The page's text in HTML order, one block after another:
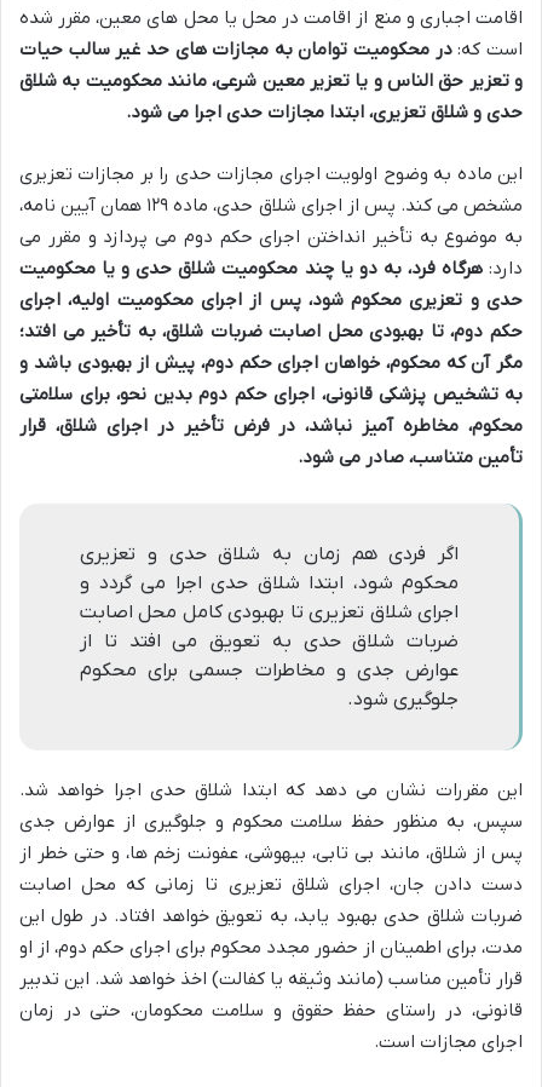
اقامت اجباری و منع از اقامت در محل یا محل های معین، مقرر شده
است که:در محکومیت توامان به مجازات های حد غیر سالب حیات
و تعزیر حق الناس و یا تعزیر معین شرعی، مانند محکومیت به شلاق
حدی و شلاق تعزیری، ابتدا مجازات حدی اجرا می شود.
این ماده به وضوح اولویت اجرای مجازات حدی را بر مجازات تعزیری
مشخص می کند. پس از اجرای شلاق حدی، ماده ۱۲۹ همان آیین نامه،
به موضوع به تأخیر انداختن اجرای حکم دوم می پردازد و مقرر می
دارد:هرگاه فرد، به دو یا چند محکومیت شلاق حدی و یا محکومیت
حدی و تعزیری محکوم شود، پس از اجرای محکومیت اولیه، اجرای
حکم دوم، تا بهبودی محل اصابت ضربات شلاق، به تأخیر می افتد؛
مگر آن که محکوم، خواهان اجرای حکم دوم، پیش از بهبودی باشد و
به تشخیص پزشکی قانونی، اجرای حکم دوم بدین نحو، برای سلامتی
محکوم، مخاطره آمیز نباشد، در فرض تأخیر در اجرای شلاق، قرار
تأمین متناسب، صادر می شود.
اگر فردی هم زمان به شلاق حدی و تعزیری
محکوم شود، ابتدا شلاق حدی اجرا می گردد و
اجرای شلاق تعزیری تا بهبودی کامل محل اصابت
ضربات شلاق حدی به تعویق می افتد تا از
عوارض جدی و مخاطرات جسمی برای محکوم
جلوگیری شود.
این مقررات نشان می دهد که ابتدا شلاق حدی اجرا خواهد شد.
سپس، به منظور حفظ سلامت محکوم و جلوگیری از عوارض جدی
پس از شلاق، مانند بی تابی، بیهوشی، عفونت زخم ها، و حتی خطر از
دست دادن جان، اجرای شلاق تعزیری تا زمانی که محل اصابت
ضربات شلاق حدی بهبود یابد، به تعویق خواهد افتاد. در طول این
مدت، برای اطمینان از حضور مجدد محکوم برای اجرای حکم دوم، از او
قرار تأمین مناسب (مانند وثیقه یا کفالت) اخذ خواهد شد. این تدبیر
قانونی، در راستای حفظ حقوق و سلامت محکومان، حتی در زمان
اجرای مجازات است.